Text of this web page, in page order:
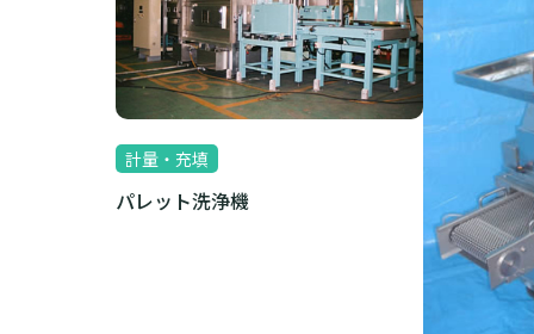
計量・充填
パレット洗浄機